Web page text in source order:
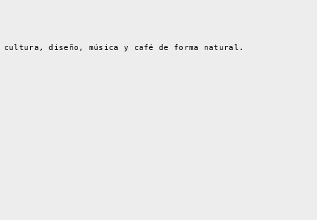
cultura, diseño, música y café de forma natural.